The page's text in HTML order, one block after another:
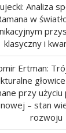
Analiza
w
klasyczny i
Ertman:
przy użyciu
– stan
rozwoju